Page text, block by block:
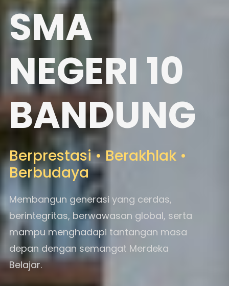
SMA
NEGERI 10
BANDUNG
Berprestasi • Berakhlak •
Berbudaya
Membangun generasi yang cerdas,
berintegritas, berwawasan global, serta
mampu menghadapi tantangan masa
depan dengan semangat Merdeka
Belajar.